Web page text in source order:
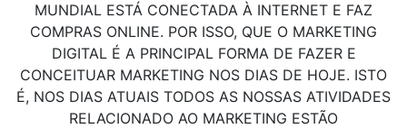
MUNDIAL ESTÁ CONECTADA À INTERNET E FAZ
COMPRAS ONLINE. POR ISSO, QUE O MARKETING
DIGITAL É A PRINCIPAL FORMA DE FAZER E
CONCEITUAR MARKETING NOS DIAS DE HOJE. ISTO
É, NOS DIAS ATUAIS TODOS AS NOSSAS ATIVIDADES
RELACIONADO AO MARKETING ESTÃO